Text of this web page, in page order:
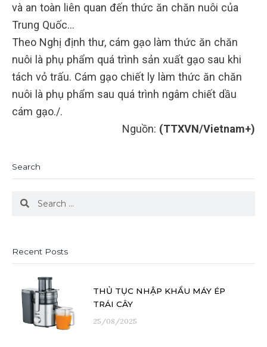
và an toàn liên quan đến thức ăn chăn nuôi của
Trung Quốc…
Theo Nghị định thư, cám gạo làm thức ăn chăn
nuôi là phụ phẩm quá trình sản xuất gạo sau khi
tách vỏ trấu. Cám gạo chiết ly làm thức ăn chăn
nuôi là phụ phẩm sau quá trình ngâm chiết dầu
cám gạo./.
Nguồn: (TTXVN/Vietnam+)
Search
Search
Recent Posts
THỦ TỤC NHẬP KHẨU MÁY ÉP
TRÁI CÂY
25/08/2025